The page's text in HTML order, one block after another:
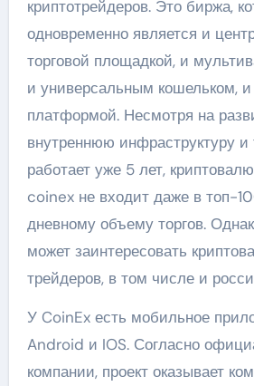
криптотрейдеров. Это биржа,
одновременно является и
торговой площадкой, и
и универсальным кошельком,
платформой. Несмотря на
внутреннюю инфраструктуру и
работает уже 5 лет,
coinex не входит даже в топ-
дневному объему торгов.
может заинтересовать
трейдеров, в том числе и
У CoinEx есть мобильное
Android и IOS. Согласно
компании, проект оказывает